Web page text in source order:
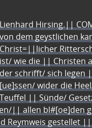
Lienhard Hirsing.||
von dem geystlichen
Christ=||licher
ist/ wie die || Christen
der schrifft/ sich legen
[ue]ssen/ wider die
Teuffel || Sünde/
|| allen bl#[oe]den
Reymweis gestellet